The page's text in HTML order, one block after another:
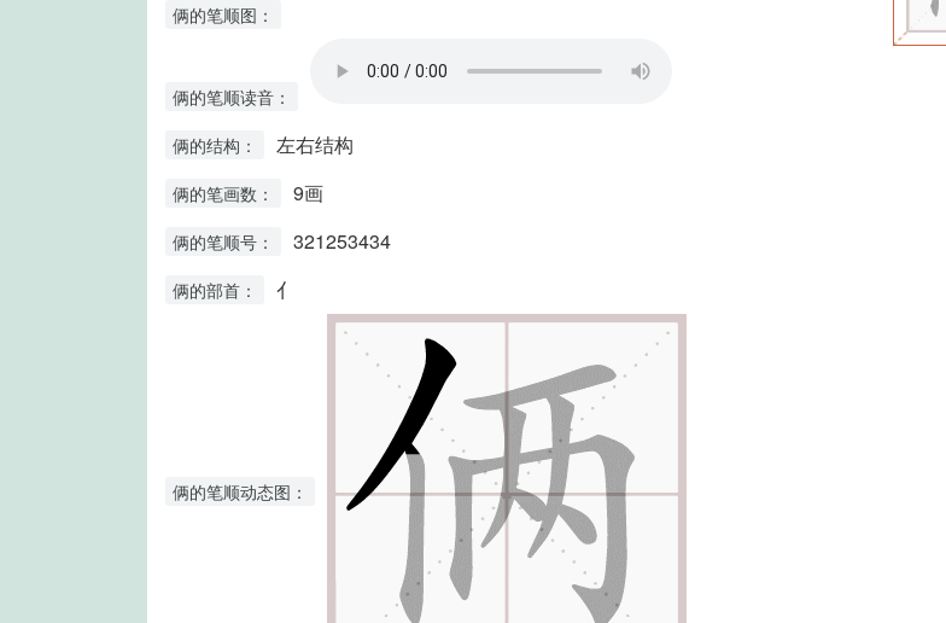
俩的笔顺图：
俩的笔顺读音：
俩的结构：
左右结构
俩的笔画数： 9画
俩的笔顺号： 321253434
俩的部首： 亻
俩的笔顺动态图：